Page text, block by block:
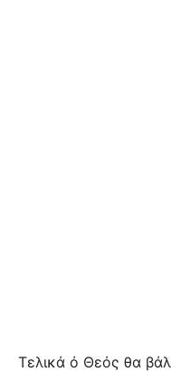
Τελικά ό Θεός θα